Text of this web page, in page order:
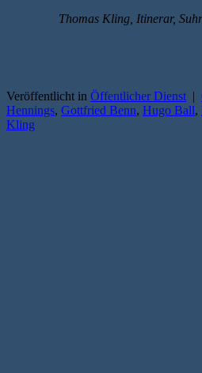
Thomas Kling, Itinerar,
Veröffentlicht in Öffentlicher Dienst |
Hennings, Gottfried Benn, Hugo Ball,
Kling